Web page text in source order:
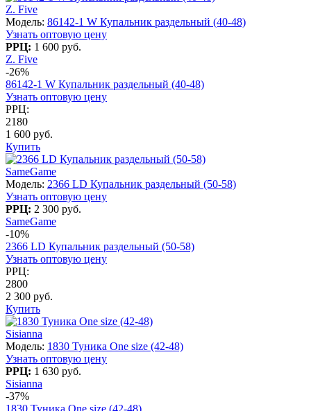
Z. Five
Модель: 86142-1 W Купальник раздельный (40-48)
Узнать оптовую цену
РРЦ: 1 600 руб.
Z. Five
-26%
86142-1 W Купальник раздельный (40-48)
Узнать оптовую цену
РРЦ:
2180
1 600 руб.
Купить
SameGame
Модель: 2366 LD Купальник раздельный (50-58)
Узнать оптовую цену
РРЦ: 2 300 руб.
SameGame
-10%
2366 LD Купальник раздельный (50-58)
Узнать оптовую цену
РРЦ:
2800
2 300 руб.
Купить
Sisianna
Модель: 1830 Туника One size (42-48)
Узнать оптовую цену
РРЦ: 1 630 руб.
Sisianna
-37%
1830 Туника One size (42-48)